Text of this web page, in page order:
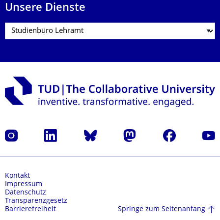
Unsere Dienste
Instagram LinkedIn Bluesky Mastodon Facebook
Kontakt
Impressum
Datenschutz
Transparenzgesetz
Barrierefreiheit
Springe zum Seitenanfang